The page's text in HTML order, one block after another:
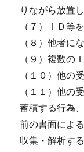
りながら放置
（７）ＩＤ等
（８）他者に
（９）複数の
（１０）他の
（１１）他の
蓄積する行為
前の書面によ
収集・解析す